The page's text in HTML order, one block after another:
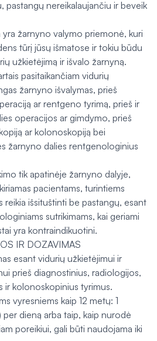
pastangų nereikalaujančiu ir beveik
žarnyno valymo priemonė, kuri
tūrį jūsų išmatose ir tokiu būdu
užkietėjimą ir išvalo žarnyną.
pasitaikančiam vidurių
žarnyno išvalymas, prieš
ar rentgeno tyrimą, prieš ir
operacijos ar gimdymo, prieš
ar kolonoskopiją bei
žarnyno dalies rentgenologinius
tik apatinėje žarnyno dalyje,
pacientams, turintiems
reikia išsituštinti be pastangų, esant
sutrikimams, kai geriami
yra kontraindikuotini.
IR DOZAVIMAS
esant vidurių užkietėjimui ir
prieš diagnostinius, radiologijos,
kolonoskopinius tyrimus.
vyresniems kaip 12 metų: 1
dieną arba taip, kaip nurodė
poreikiui, gali būti naudojama iki